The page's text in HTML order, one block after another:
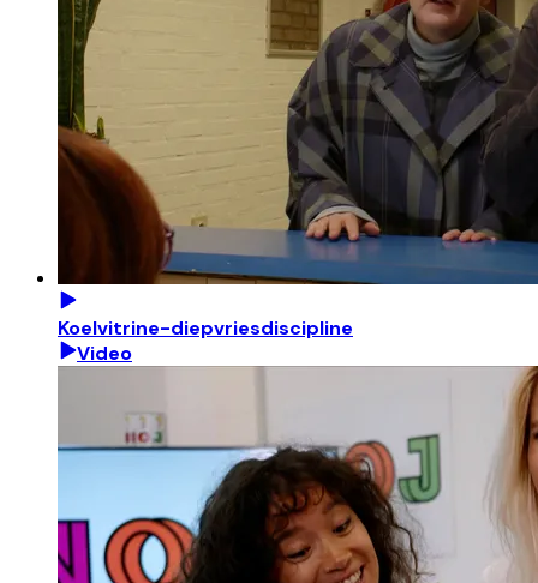
Koelvitrine-diepvriesdiscipline
Video